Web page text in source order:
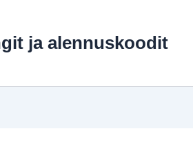
ja alennuskoodit